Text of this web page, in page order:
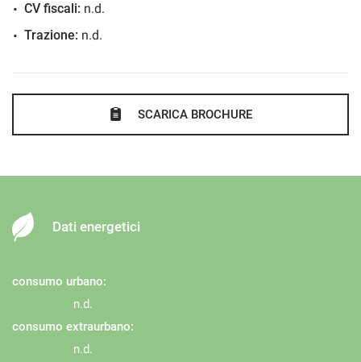
CV fiscali: n.d.
Trazione: n.d.
SCARICA BROCHURE
Dati energetici
consumo urbano:
n.d.
consumo extraurbano:
n.d.